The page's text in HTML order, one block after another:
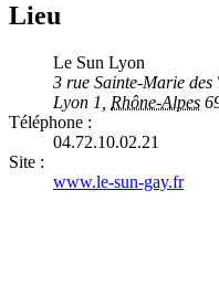
Lieu
Le Sun Lyon
3 rue Sainte-Marie des
Lyon 1
Rhône-Alpes
Téléphone :
04.72.10.02.21
Site :
www.le-sun-gay.fr